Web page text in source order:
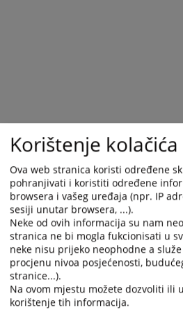
Trenutno
Korištenje kolačića
Ova web stranica koristi određene
pohranjivati i koristiti određene
browsera i vašeg uređaja (npr. IP
sesiji unutar browsera, ...).
Neke od ovih informacija su nam
stranica ne bi mogla fukcionisati u
neke nisu prijeko neophodne a
procjenu nivoa posjećenosti,
stranice...).
Na ovom mjestu možete dozvoliti ili
korištenje tih informacija.